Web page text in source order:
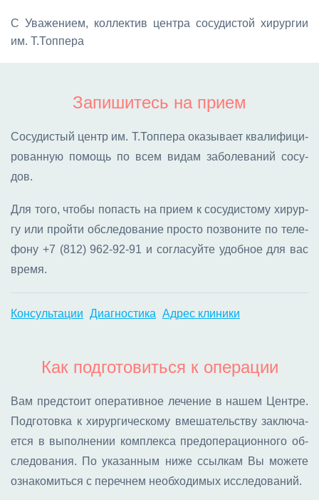
С Ува­же­ни­ем, кол­лек­тив цен­тра со­су­ди­стой хи­рур­гии
им. Т.Топ­пе­ра
Запишитесь на прием
Со­су­ди­стый центр им. Т.Топ­пе­ра ока­зы­ва­ет ква­ли­фи­ци­
ро­ван­ную по­мощь по всем ви­дам за­бо­ле­ва­ний со­су­
дов.
Для то­го, что­бы по­пасть на при­ем к со­су­ди­сто­му хи­рур­
гу или прой­ти об­сле­до­ва­ние про­сто по­зво­ни­те по те­ле­
фо­ну +7 (812) 962-92-91 и со­гла­суй­те удоб­ное для вас
вре­мя.
Консультации Диагностика Адрес клиники
Как подготовиться к операции
Вам пред­сто­ит опе­ра­тив­ное ле­че­ние в на­шем Цен­тре.
Под­го­тов­ка к хи­рур­ги­че­ско­му вме­ша­тель­ству за­клю­ча­
ет­ся в вы­пол­не­нии ком­плек­са пред­опе­ра­ци­он­но­го об­
сле­до­ва­ния. По ука­зан­ным ни­же ссыл­кам Вы мо­же­те
озна­ко­мить­ся с пе­реч­нем необ­хо­ди­мых ис­сле­до­ва­ний.